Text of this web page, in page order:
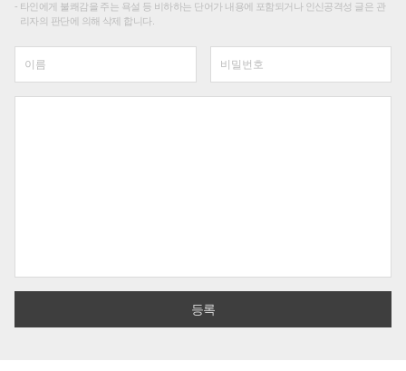
타인에게 불쾌감을 주는 욕설 등 비하하는 단어가 내용에 포함되거나 인신공격성 글은 관
리자의 판단에 의해 삭제 합니다.